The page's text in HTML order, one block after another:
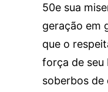
50e sua
geração em
que o
força de seu
soberbos de